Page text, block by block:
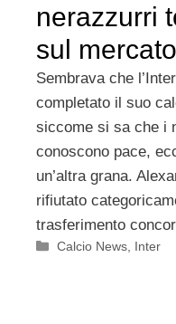
nerazzurri
sul mercato
Sembrava che
completato il suo
siccome si sa che i
conoscono pace,
un’altra grana.
rifiutato
trasferimento
Categorie
Calcio News Inter